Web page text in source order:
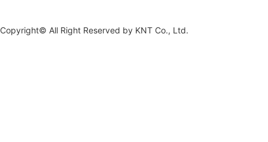
Copyright© All Right Reserved by KNT Co., Ltd.